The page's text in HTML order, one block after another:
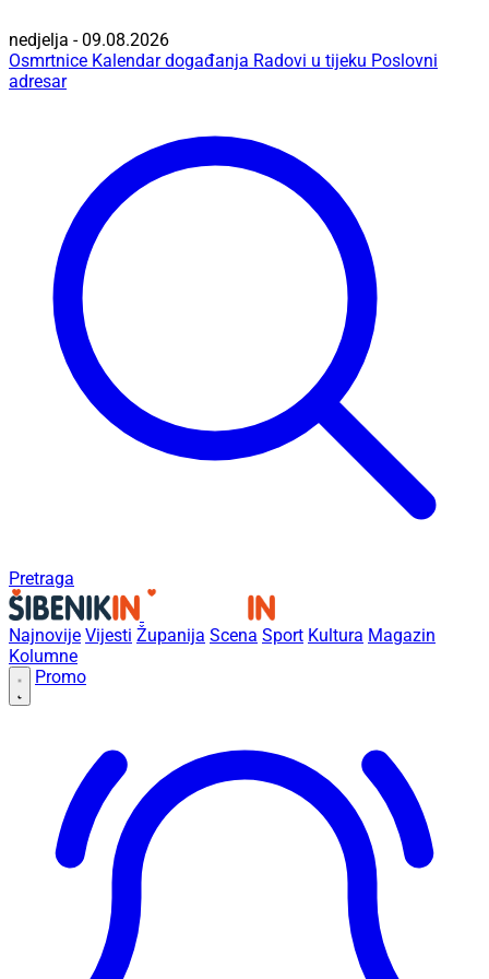
nedjelja - 09.08.2026
Osmrtnice Kalendar događanja Radovi u tijeku Poslovni
adresar
Pretraga
Najnovije Vijesti Županija Scena Sport Kultura Magazin
Kolumne
Promo